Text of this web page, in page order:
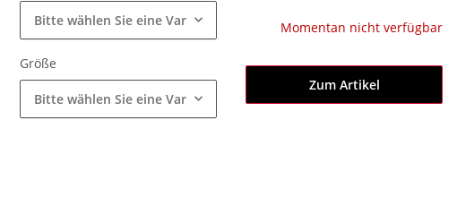
Bitte wählen Sie eine Variation.
Größe
Bitte wählen Sie eine Variation.
Momentan nicht verfügbar
Zum Artikel